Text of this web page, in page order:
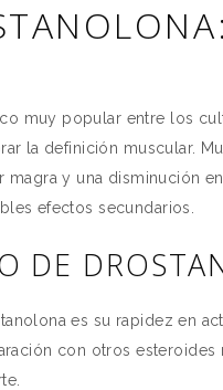
muy popular entre los
la definición muscular.
y una disminución
efectos secundarios.
DE
es su rapidez en
con otros